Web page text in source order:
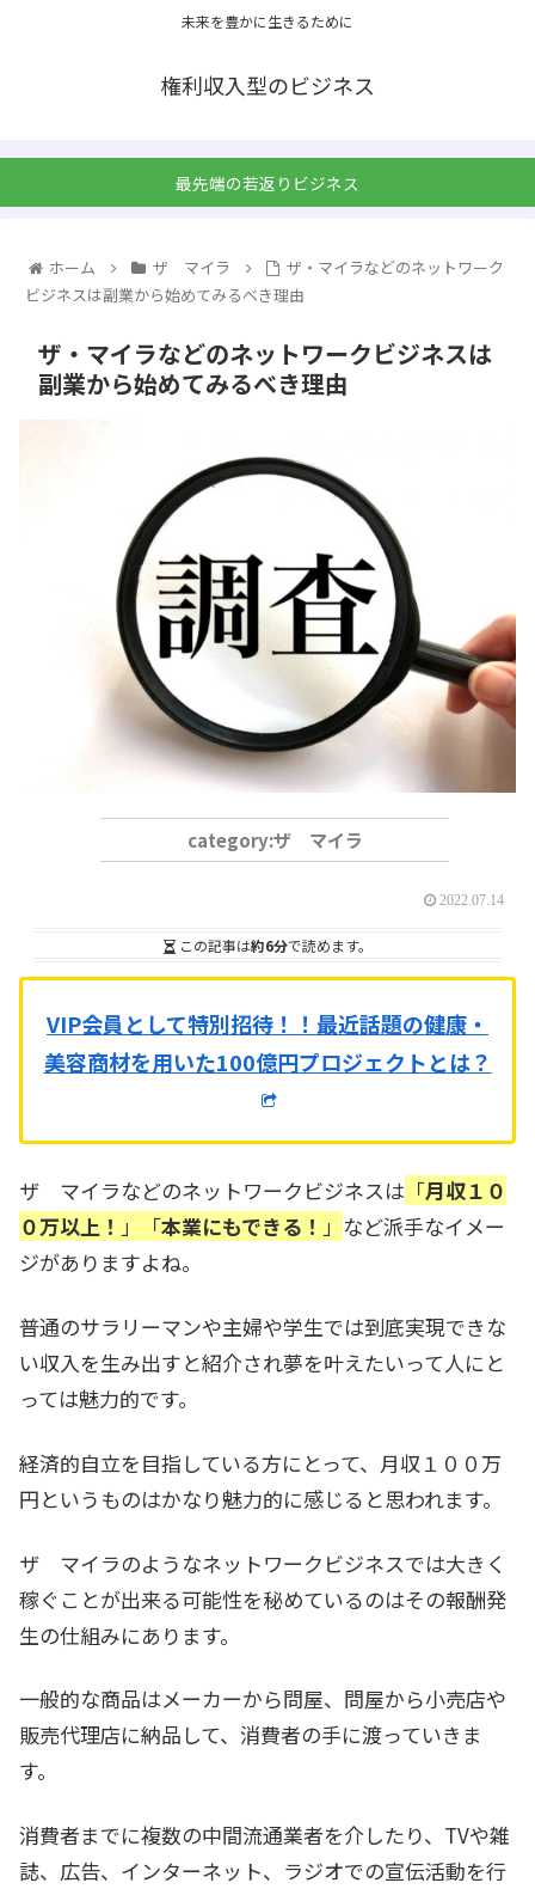
未来を豊かに生きるために
権利収入型のビジネス
最先端の若返りビジネス
ホーム ザ マイラ
ザ・マイラなどのネットワーク
ビジネスは副業から始めてみるべき理由
ザ・マイラなどのネットワークビジネスは
副業から始めてみるべき理由
ザ マイラ
2022.07.14
この記事は約6分で読めます。
VIP会員として特別招待！！ 最近話題の健康・
美容商材を用いた100億円プロジェクトとは？
ザ マイラなどのネットワークビジネスは 「月収１０
０万以上！ 」「本業にもできる！ 」 など派手なイメー
ジがありますよね。
普通のサラリーマンや主婦や学生では到底実現できな
い収入を生み出すと紹介され夢を叶えたいって人にと
っては魅力的です。
経済的自立を目指している方にとって、月収１００万
円というものはかなり魅力的に感じると思われます。
ザ マイラのようなネットワークビジネスでは大きく
稼ぐことが出来る可能性を秘めているのはその報酬発
生の仕組みにあります。
一般的な商品はメーカーから問屋、問屋から小売店や
販売代理店に納品して、消費者の手に渡っていきま
す。
消費者までに複数の中間流通業者を介したり、TVや雑
誌、広告、インターネット、ラジオでの宣伝活動を行